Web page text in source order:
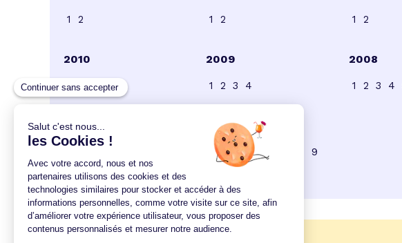
1 2 1 2 1 2
2010
1 2 3
2009
1 2 3 4
2008
1 2 3 4
2006 2005
2 3 4 5
9